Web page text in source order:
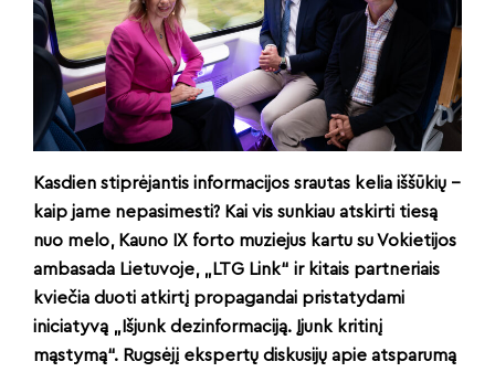
Kasdien stiprėjantis informacijos srautas kelia iššūkių –
kaip jame nepasimesti? Kai vis sunkiau atskirti tiesą
nuo melo, Kauno IX forto muziejus kartu su Vokietijos
ambasada Lietuvoje, „LTG Link“ ir kitais partneriais
kviečia duoti atkirtį propagandai pristatydami
iniciatyvą „Išjunk dezinformaciją. Įjunk kritinį
mąstymą“. Rugsėjį ekspertų diskusijų apie atsparumą